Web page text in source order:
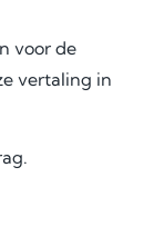
voor de
vertaling in